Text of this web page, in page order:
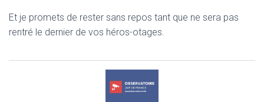
Et je promets de rester sans repos tant que ne sera pas
rentré le dernier de vos héros-otages.